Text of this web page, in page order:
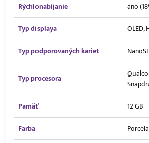
Rýchlonabíjanie
áno
Typ displaya
OLED,
Typ podporovaných kariet
Typ procesora
Pamäť
12 GB
Farba